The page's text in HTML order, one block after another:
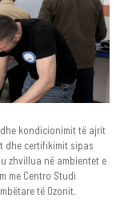
kondicionimit të ajrit
dhe certifikimit sipas
zhvillua në ambientet e
me Centro Studi
të Ozonit.